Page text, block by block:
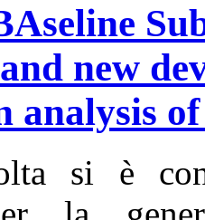
new
analysis
si è